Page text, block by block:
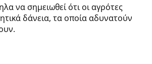
να σημειωθεί ότι οι αγρότες
δάνεια, τα οποία αδυνατούν